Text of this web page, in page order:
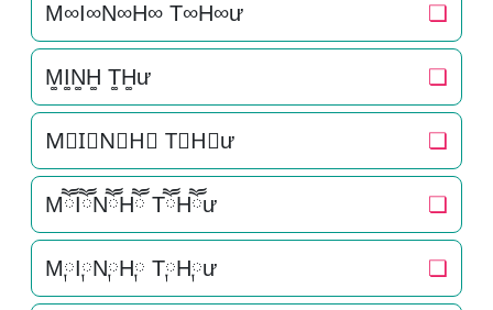
M∞I∞N∞H∞ T∞H∞ư ❏
M͚I͚N͚H͚ T͚H͚ư ❏
M⃒I⃒N⃒H⃒ T⃒H⃒ư ❏
MཽIཽNཽHཽ TཽHཽư ❏
M༙I༙N༙H༙ T༙H༙ư ❏